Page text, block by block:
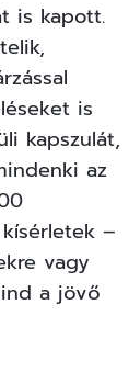
is kapott.
is
kapszulát,
az
–
vagy
a jövő